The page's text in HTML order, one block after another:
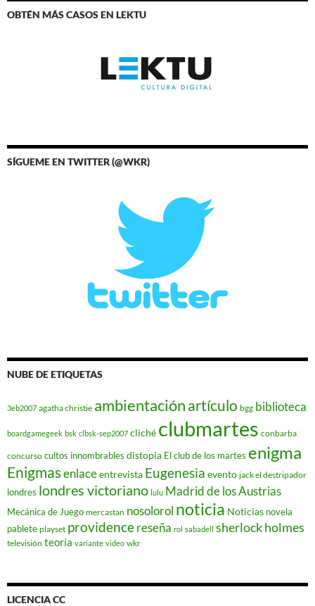
OBTÉN MÁS CASOS EN LEKTU
SÍGUEME EN TWITTER (@WKR)
NUBE DE ETIQUETAS
3eb2007 agatha christie ambientación artículo bgg biblioteca
boardgamegeek bsk clbsk-sep2007 cliché clubmartes conbarba
concurso cultos innombrables distopia El club de los martes enigma
Enigmasenlaceentrevista Eugenesia evento jack el destripador
londres londres victoriano lulu Madrid de los Austrias
Mecánica de Juego mercastan nosolorol noticia Noticias novela
pablete playset providencereseña rol sabadell sherlock holmes
televisión teoría variante video wkr
LICENCIA CC